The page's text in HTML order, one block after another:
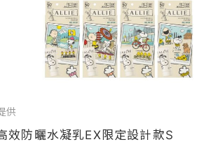
供
防曬水凝乳EX限定設計款S